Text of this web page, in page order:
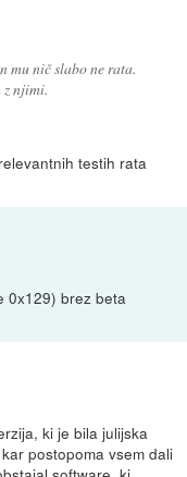
mu nič slabo ne rata.
z njimi.
testih rata
0x129) brez beta
ki je bila julijska
postopoma vsem dali